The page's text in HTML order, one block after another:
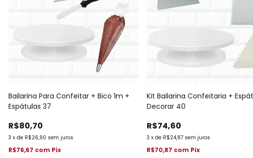
Bailarina Para Confeitar + Bico 1m +
Espátulas 37
R$80,70
3 x de R$26,90 sem juros
R$76,67 com Pix
Kit Bailarina Confeitaria +
Decorar 40
R$74,60
3 x de R$24,87 sem juros
R$70,87 com Pix